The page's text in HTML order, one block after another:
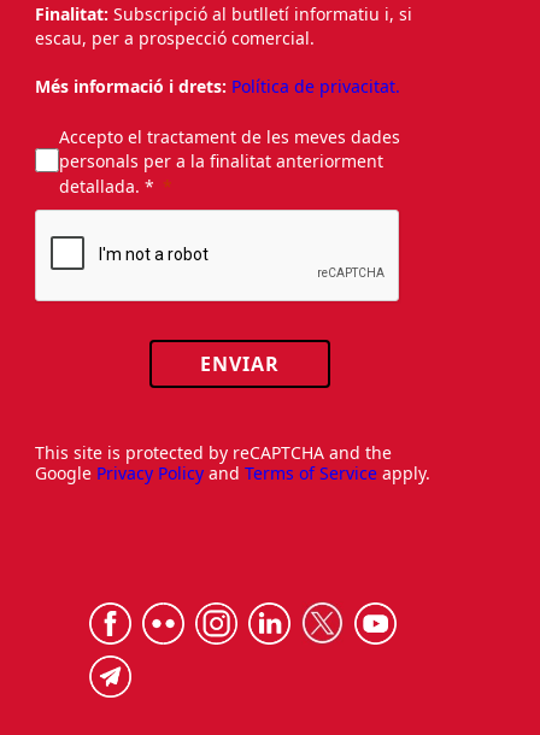
Finalitat: Subscripció al butlletí informatiu i, si
escau, per a prospecció comercial.
Més informació i drets: Política de privacitat.
Accepto el tractament de les meves dades
personals per a la finalitat anteriorment
detallada. *
ENVIAR
This site is protected by reCAPTCHA and the
Google Privacy Policy and Terms of Service apply.